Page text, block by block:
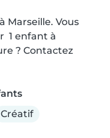
Marseille. Vous
1 enfant à
? Contactez
Créatif